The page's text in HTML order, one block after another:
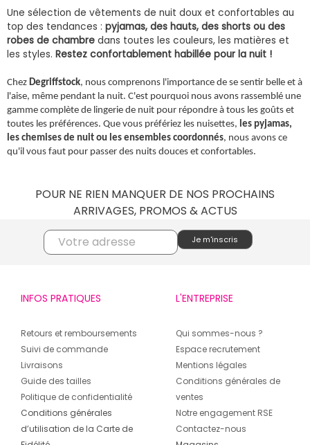
Une sélection de vêtements de nuit doux et confortables au
top des tendances : pyjamas, des hauts, des shorts ou des
robes de chambre dans toutes les couleurs, les matières et
les styles. Restez confortablement habillée pour la nuit !
Chez Degriffstock, nous comprenons l'importance de se sentir belle et à
l'aise, même pendant la nuit. C'est pourquoi nous avons rassemblé une
gamme complète de lingerie de nuit pour répondre à tous les goûts et
toutes les préférences. Que vous préfériez les nuisettes, les pyjamas,
les chemises de nuit ou les ensembles coordonnés, nous avons ce
qu'il vous faut pour passer des nuits douces et confortables.
POUR NE RIEN MANQUER DE NOS PROCHAINS
ARRIVAGES, PROMOS & ACTUS
INFOS PRATIQUES
Retours et remboursements
Suivi de commande
Livraisons
Guide des tailles
Politique de confidentialité
Conditions générales
d’utilisation de la Carte de
L'ENTREPRISE
Qui sommes-nous ?
Espace recrutement
Mentions légales
Conditions générales de
ventes
Notre engagement RSE
Contactez-nous